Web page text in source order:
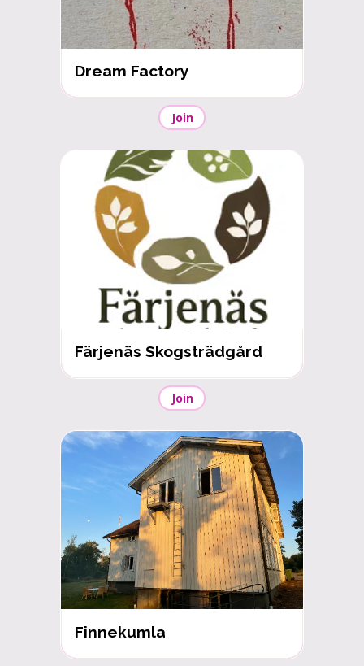
Dream Factory
Join
Färjenäs Skogsträdgård
Join
Finnekumla